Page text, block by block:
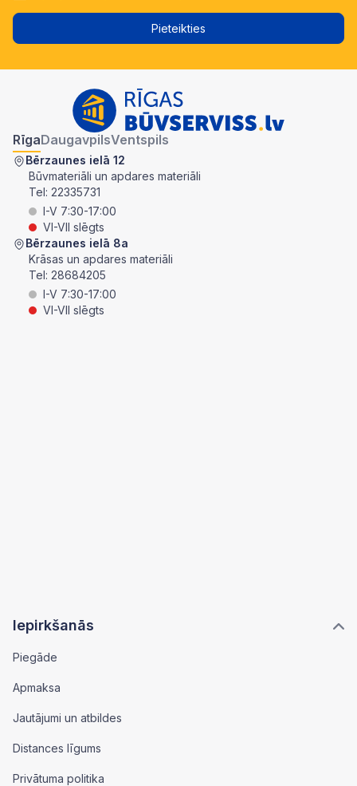
Pieteikties
Iepirkšanās
Piegāde
Apmaksa
Jautājumi un atbildes
Distances līgums
Privātuma politika
RīgaDaugavpilsVentspils
Bērzaunes ielā 12
Būvmateriāli un apdares materiāli
Tel: 22335731
I-V 7:30-17:00
VI-VII slēgts
Bērzaunes ielā 8a
Krāsas un apdares materiāli
Tel: 28684205
I-V 7:30-17:00
VI-VII slēgts